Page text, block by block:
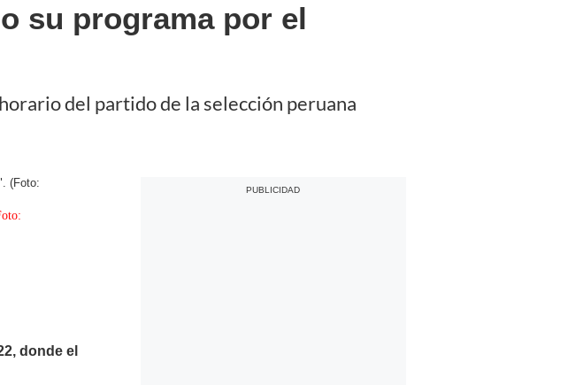
su programa por el
del partido de la selección peruana
donde el